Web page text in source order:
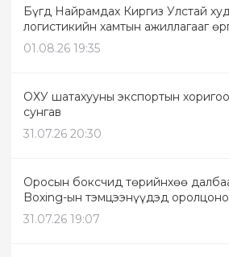
Бүгд Найрамдах Киргиз Улстай
логистикийн хамтын ажиллагааг
01.08.26 19:35
ОХУ шатахууны экспортын
сунгав
31.07.26 20:30
Оросын боксчид төрийнхөө
Boxing-ын тэмцээнүүдэд оролцоно
31.07.26 19:07